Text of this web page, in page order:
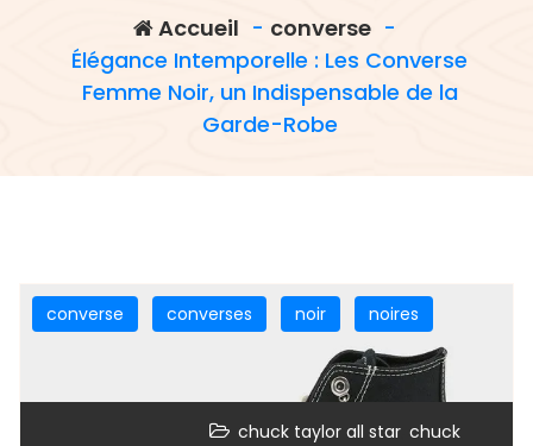
Accueil - converse -
Élégance Intemporelle : Les Converse
Femme Noir, un Indispensable de la
Garde-Robe
converse converses noir noires
chuck taylor all star chuck